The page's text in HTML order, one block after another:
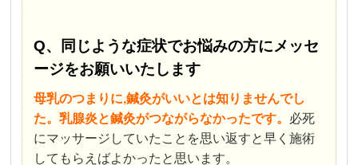
Q、同じような症状でお悩みの方にメッセ
ージをお願いいたします
母乳のつまりに,鍼灸がいいとは知りませんでし
た。乳腺炎と鍼灸がつながらなかったです。 必死
にマッサージしていたことを思い返すと早く施術
してもらえばよかったと思います。